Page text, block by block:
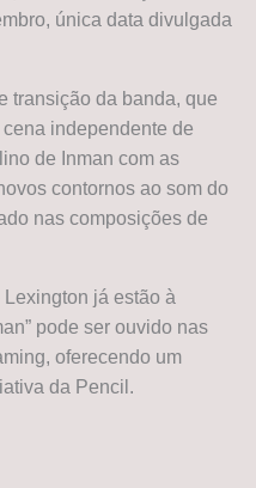
única data divulgada
transição da banda, que
independente de
de Inman com as
contornos ao som do
nas composições de
Lexington já estão à
pode ser ouvido nas
oferecendo um
da Pencil.